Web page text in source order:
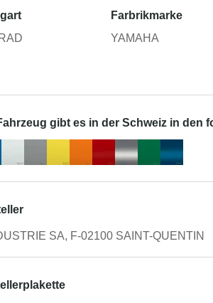
Farbrikmarke
YAMAHA
gibt es in der Schweiz in den
SA, F-02100 SAINT-QUENTIN